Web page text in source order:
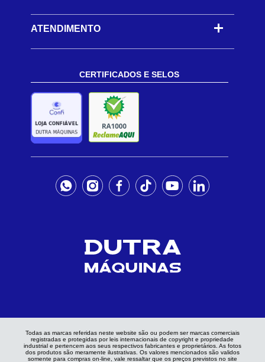
ATENDIMENTO
CERTIFICADOS E SELOS
Todas as marcas referidas neste website são ou podem ser marcas comerciais
registradas e protegidas por leis internacionais de copyright e propriedade
industrial e pertencem aos seus respectivos fabricantes e proprietários. As fotos
dos produtos são meramente ilustrativas. Os valores mencionados são validos
somente para compras on-line, vale ressaltar que os preços previstos no site